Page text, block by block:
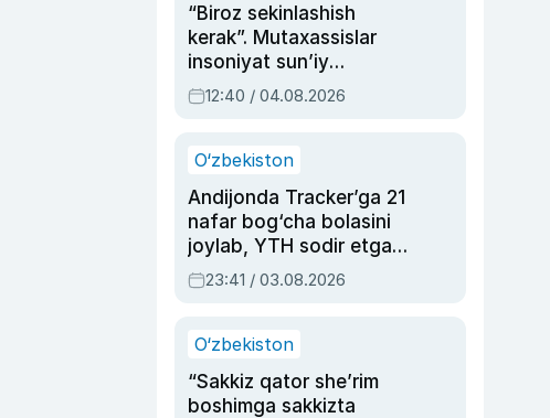
“Biroz sekinlashish
kerak”. Mutaxassislar
insoniyat sun’iy
intellektni boshqara
olmay qolishidan xavotir
12:40 / 04.08.2026
O‘zbekiston
Andijonda Tracker’ga 21
nafar bog‘cha bolasini
joylab, YTH sodir etgan
ayolga sud hukmi o‘qildi
23:41 / 03.08.2026
O‘zbekiston
“Sakkiz qator she’rim
boshimga sakkizta